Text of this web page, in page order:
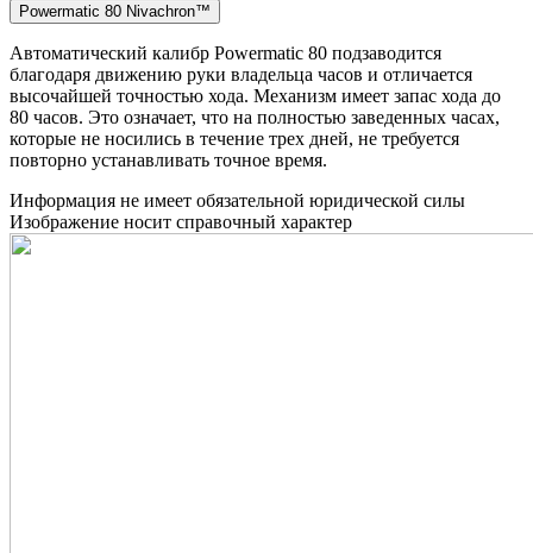
Powermatic 80 Nivachron™
Автоматический калибр Powermatic 80 подзаводится
благодаря движению руки владельца часов и отличается
высочайшей точностью хода. Механизм имеет запас хода до
80 часов. Это означает, что на полностью заведенных часах,
которые не носились в течение трех дней, не требуется
повторно устанавливать точное время.
Информация не имеет обязательной юридической силы
Изображение носит справочный характер